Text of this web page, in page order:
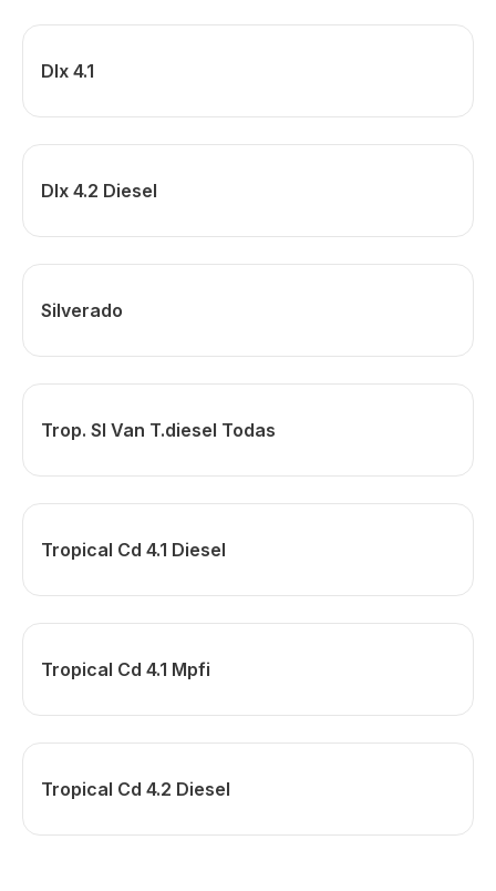
Dlx 4.1
Dlx 4.2 Diesel
Silverado
Trop. Sl Van T.diesel Todas
Tropical Cd 4.1 Diesel
Tropical Cd 4.1 Mpfi
Tropical Cd 4.2 Diesel